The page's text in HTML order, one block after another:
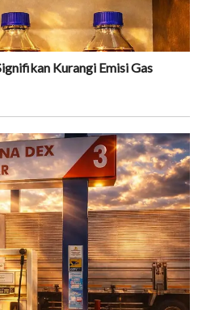
Kurangi Emisi Gas